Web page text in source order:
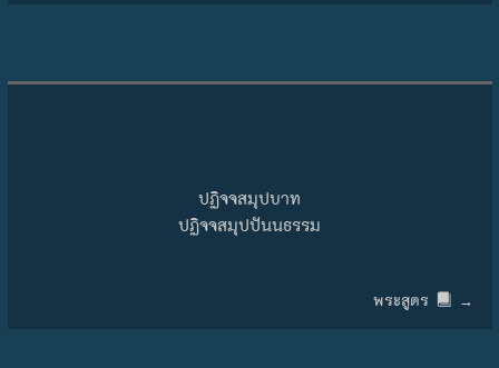
ปฏิจจสมุปบาท
ปฏิจจสมุปปันนธรรม
พระสูตร →